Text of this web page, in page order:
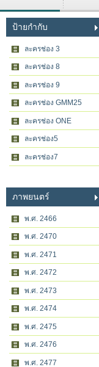
ป้ายกำกับ
ละครช่อง 3
ละครช่อง 8
ละครช่อง 9
ละครช่อง GMM25
ละครช่อง ONE
ละครช่อง5
ละครช่อง7
ภาพยนตร์
พ.ศ. 2466
พ.ศ. 2470
พ.ศ. 2471
พ.ศ. 2472
พ.ศ. 2473
พ.ศ. 2474
พ.ศ. 2475
พ.ศ. 2476
พ.ศ. 2477